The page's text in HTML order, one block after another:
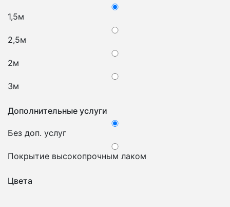
1,5м
2,5м
2м
3м
Дополнительные услуги
Без доп. услуг
Покрытие высокопрочным лаком
Цвета